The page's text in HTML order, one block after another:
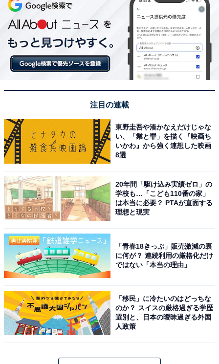
注目の連載
東野圭吾や湊かなえだけじゃな
い、「業と罪」を描く『映画ち
いかわ』から強く連想した映画
8選
20年間「駆け込み実績ゼロ」の
学校も…「こども110番の家」
は本当に必要？ PTAが直面する
理想と現実
「青春18きっぷ」販売激減の裏
に何が？ 連続利用の厳格化だけ
ではない「本当の理由」
「移民」に冷たいのはどっちな
のか？ スイスの厳格過ぎる学歴
選別と、日本の曖昧過ぎる外国
人政策